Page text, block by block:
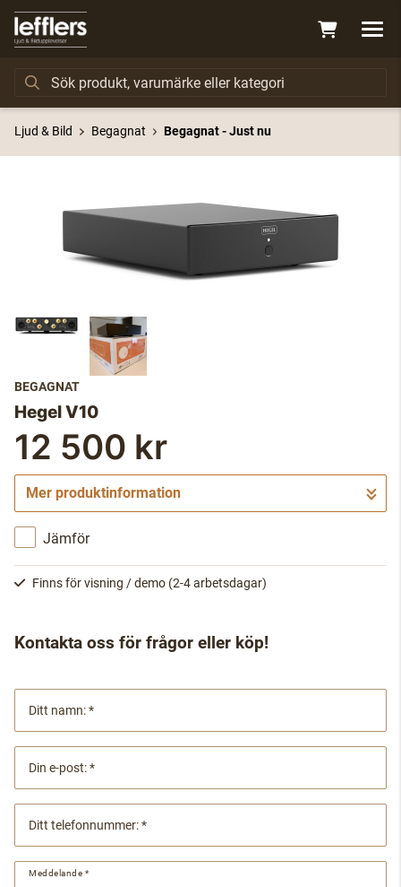
Ljud & Bild Begagnat Begagnat - Just nu
BEGAGNAT
Hegel V10
12 500 kr
Mer produktinformation
Jämför
Finns för visning / demo (2-4 arbetsdagar)
Kontakta oss för frågor eller köp!
Ditt namn:
Din e-post:
Ditt telefonnummer:
Meddelande